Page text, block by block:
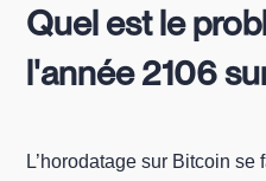
Quel est le
l'année 2106
L’horodatage sur Bitcoin se